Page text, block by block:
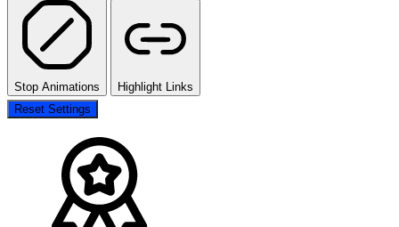
Stop Animations
Highlight Links
Reset Settings